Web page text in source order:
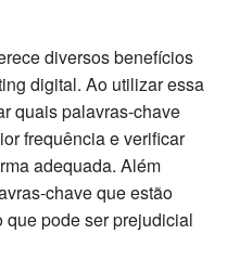
diversos benefícios
digital. Ao utilizar essa
quais palavras-chave
frequência e verificar
adequada. Além
chave que estão
pode ser prejudicial